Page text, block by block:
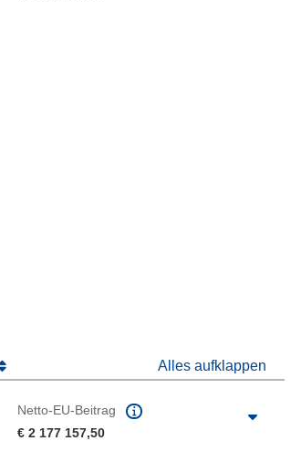
Alles aufklappen
Netto-EU-Beitrag
€ 2 177 157,50